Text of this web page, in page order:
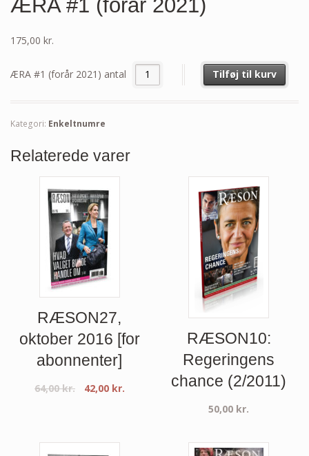
ÆRA #1 (forår 2021)
175,00 kr.
ÆRA #1 (forår 2021) antal Tilføj til kurv
Kategori: Enkeltnumre
Relaterede varer
RÆSON27,
oktober 2016 [for
abonnenter]
64,00kr. 42,00 kr.
RÆSON10:
Regeringens
chance (2/2011)
50,00 kr.